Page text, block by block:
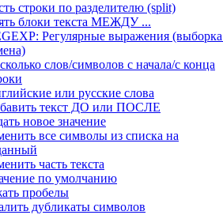
строки по разделителю (split)
блоки текста МЕЖДУ ...
Регулярные выражения
слов/символов с начала/с конца
или русские слова
текст ДО или ПОСЛЕ
новое значение
все символы из списка на
часть текста
по умолчанию
пробелы
дубликаты символов